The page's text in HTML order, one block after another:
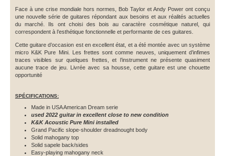
Face à une crise mondiale hors normes, Bob Taylor et Andy Power ont conçu
une nouvelle série de guitares répondant aux besoins et aux réalités actuelles
du marché. Ils ont choisi des bois au caractère cosmétique naturel, qui
correspondent à l’esthétique fonctionnelle et performante de ces guitares.
Cette guitare d’occasion est en excellent état, et a été montée avec un système
micro K&K Pure Mini. Les frettes sont comme neuves, uniquement d’infimes
traces visibles sur quelques frettes, et l’instrument ne présente quasiment
aucune trace de jeu. Livrée avec sa housse, cette guitare est une chouette
opportunité
SPÉCIFICATIONS:
Made in USA American Dream serie
used 2022 guitar in excellent close to new condition
K&K Acoustic Pure Mini installed
Grand Pacific slope-shoulder dreadnought body
Solid mahogany top
Solid sapele back/sides
Easy-playing mahogany neck